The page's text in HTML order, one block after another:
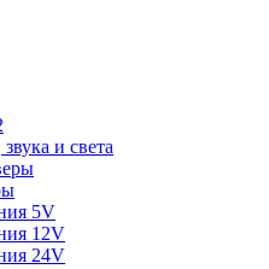
и света
5V
12V
24V